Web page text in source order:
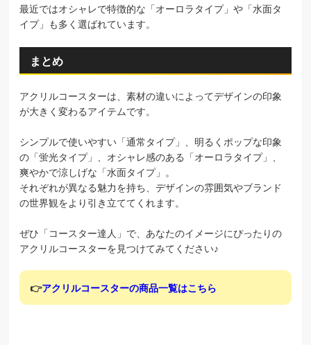
最近ではオシャレで特徴的な「オーロラタイプ」や「水面タ
イプ」も多く選ばれています。
まとめ
アクリルコースターは、素材の違いによってデザインの印象
が大きく変わるアイテムです。
シンプルで使いやすい「通常タイプ」、明るくポップな印象
の「蛍光タイプ」、オシャレ感のある「オーロラタイプ」、
爽やかで涼しげな「水面タイプ」。
それぞれが異なる魅力を持ち、デザインの雰囲気やブランド
の世界観をより引き立ててくれます。
ぜひ「コースター達人」で、あなたのイメージにぴったりの
アクリルコースターを見つけてみてください♪
👉アクリルコースターの商品一覧はこちら